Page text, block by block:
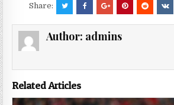
Share:
Author: admins
Related Articles